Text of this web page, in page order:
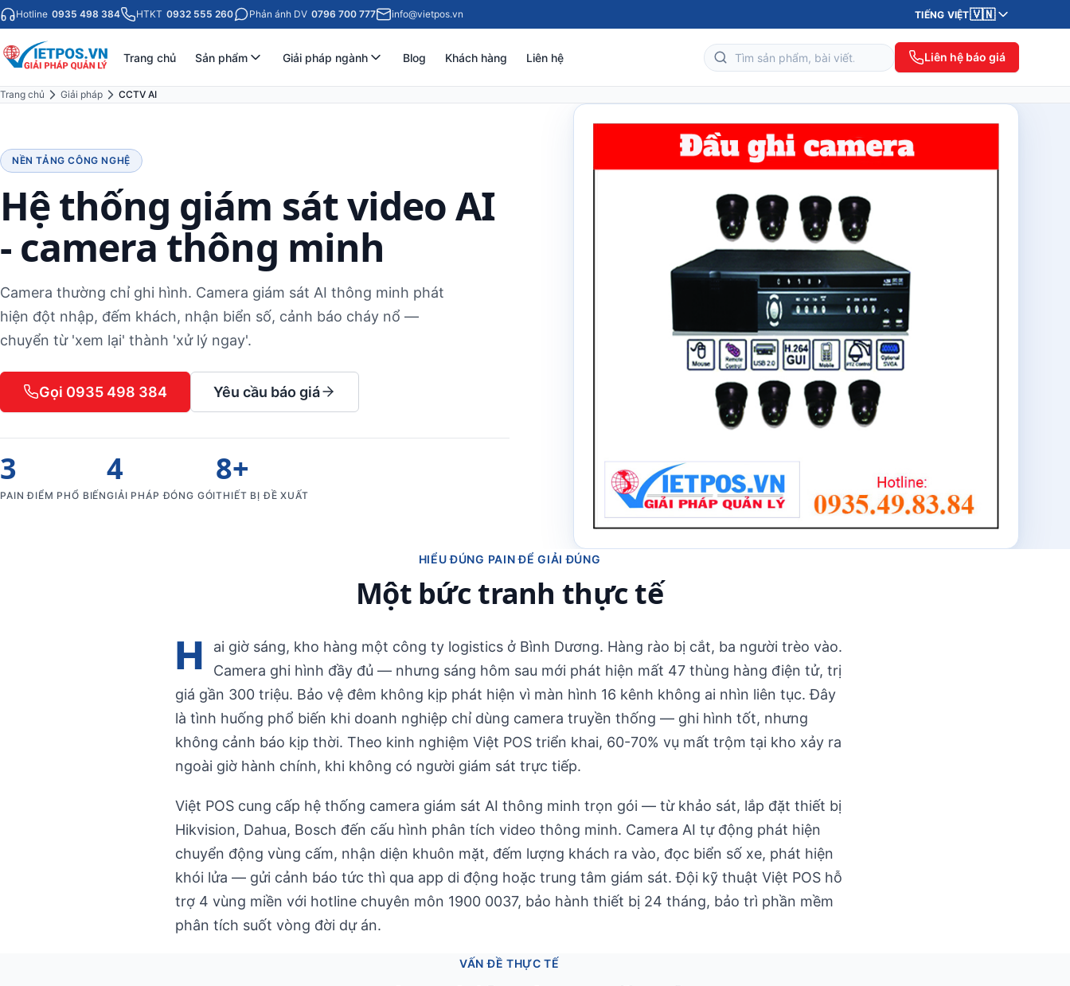
Hotline 0935 498 384 HTKT 0932 555 260 Phản ánh DV 0796 700 777 info@vietpos.vn TIẾNG VIỆT🇻🇳
Trang chủ Sản phẩm Giải pháp ngành Blog Khách hàng Liên hệ Liên hệ báo giá
Trang chủ Giải pháp CCTV AI
NỀN TẢNG CÔNG NGHỆ
Hệ thống giám sát video AI
- camera thông minh
Camera thường chỉ ghi hình. Camera giám sát AI thông minh phát
hiện đột nhập, đếm khách, nhận biển số, cảnh báo cháy nổ —
chuyển từ 'xem lại' thành 'xử lý ngay'.
Gọi 0935 498 384 Yêu cầu báo giá
3
PAIN ĐIỂM PHỔ BIẾN
4
GIẢI PHÁP ĐÓNG GÓI
8+
THIẾT BỊ ĐỀ XUẤT
HIỂU ĐÚNG PAIN ĐỂ GIẢI ĐÚNG
Một bức tranh thực tế
H
ai giờ sáng, kho hàng một công ty logistics ở Bình Dương. Hàng rào bị cắt, ba người trèo vào.
Camera ghi hình đầy đủ — nhưng sáng hôm sau mới phát hiện mất 47 thùng hàng điện tử, trị
giá gần 300 triệu. Bảo vệ đêm không kịp phát hiện vì màn hình 16 kênh không ai nhìn liên tục. Đây
là tình huống phổ biến khi doanh nghiệp chỉ dùng camera truyền thống — ghi hình tốt, nhưng
không cảnh báo kịp thời. Theo kinh nghiệm Việt POS triển khai, 60-70% vụ mất trộm tại kho xảy ra
ngoài giờ hành chính, khi không có người giám sát trực tiếp.
Việt POS cung cấp hệ thống camera giám sát AI thông minh trọn gói — từ khảo sát, lắp đặt thiết bị
Hikvision, Dahua, Bosch đến cấu hình phân tích video thông minh. Camera AI tự động phát hiện
chuyển động vùng cấm, nhận diện khuôn mặt, đếm lượng khách ra vào, đọc biển số xe, phát hiện
khói lửa — gửi cảnh báo tức thì qua app di động hoặc trung tâm giám sát. Đội kỹ thuật Việt POS hỗ
trợ 4 vùng miền với hotline chuyên môn 1900 0037, bảo hành thiết bị 24 tháng, bảo trì phần mềm
phân tích suốt vòng đời dự án.
VẤN ĐỀ THỰC TẾ